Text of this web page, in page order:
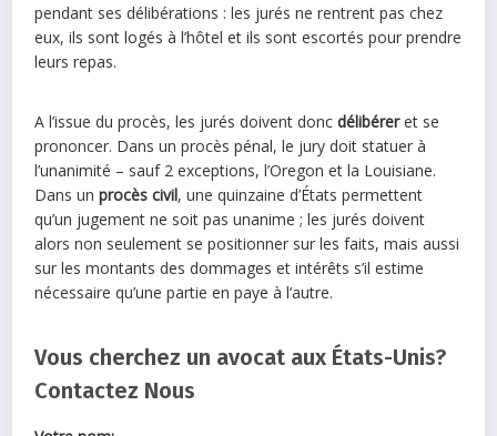
pendant ses délibérations : les jurés ne rentrent pas chez
eux, ils sont logés à l’hôtel et ils sont escortés pour prendre
leurs repas.
A l’issue du procès, les jurés doivent doncdélibéreret se
prononcer. Dans un procès pénal, le jury doit statuer à
l’unanimité – sauf 2 exceptions, l’Oregon et la Louisiane.
Dans unprocès civil, une quinzaine d’États permettent
qu’un jugement ne soit pas unanime ; les jurés doivent
alors non seulement se positionner sur les faits, mais aussi
sur les montants des dommages et intérêts s’il estime
nécessaire qu’une partie en paye à l’autre.
Vous cherchez un avocat aux États-Unis?
Contactez Nous